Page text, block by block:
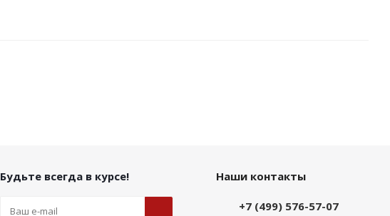
Будьте всегда в курсе! Наши контакты
+7 (499) 576-57-07